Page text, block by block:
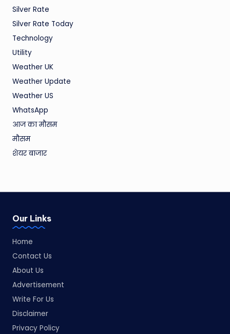
Silver Rate
Silver Rate Today
Technology
Utility
Weather UK
Weather Update
Weather US
WhatsApp
आज का मौसम
मौसम
शेयर बाजार
Our Links
Home
Contact Us
About Us
Advertisement
Write For Us
Disclaimer
Privacy Policy